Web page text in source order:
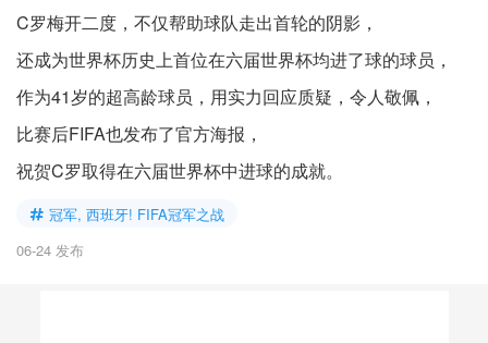
C罗梅开二度，不仅帮助球队走出首轮的阴影，
还成为世界杯历史上首位在六届世界杯均进了球的球员，
作为41岁的超高龄球员，用实力回应质疑，令人敬佩，
比赛后FIFA也发布了官方海报，
祝贺C罗取得在六届世界杯中进球的成就。
冠军, 西班牙! FIFA冠军之战
06-24 发布